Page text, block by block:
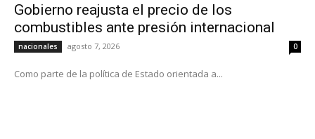
Gobierno reajusta el precio de los
combustibles ante presión internacional
nacionales agosto 7, 2026 0
Como parte de la política de Estado orientada a...